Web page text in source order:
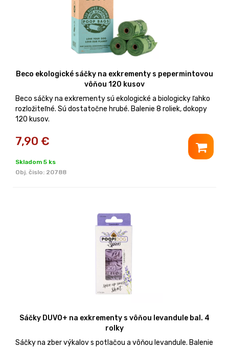
Beco ekologické sáčky na exkrementy s pepermintovou
vôňou 120 kusov
Beco sáčky na exkrementy sú ekologické a biologicky ľahko
rozložiteľné. Sú dostatočne hrubé. Balenie 8 roliek, dokopy
120 kusov.
7,90 €
Skladom 5 ks
Obj. čislo: 20788
Sáčky DUVO+ na exkrementy s vôňou levandule bal. 4
rolky
Sáčky na zber výkalov s potlačou a vôňou levandule. Balenie